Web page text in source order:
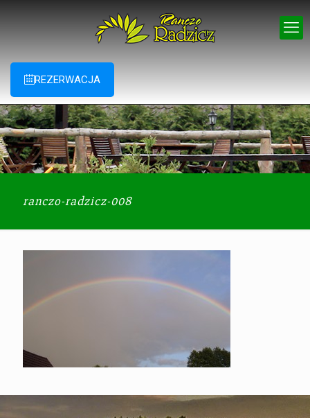
REZERWACJA
ranczo-radzicz-008